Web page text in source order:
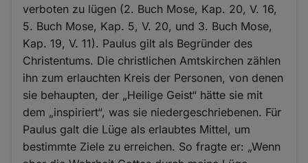
verboten zu lügen (2. Buch Mose, Kap. 20, V. 16,
5. Buch Mose, Kap. 5, V. 20, und 3. Buch Mose,
Kap. 19, V. 11). Paulus gilt als Begründer des
Christentums. Die christlichen Amtskirchen zählen
ihn zum erlauchten Kreis der Personen, von denen
sie behaupten, der „Heilige Geist“ hätte sie mit
dem „inspiriert“, was sie niedergeschriebenen. Für
Paulus galt die Lüge als erlaubtes Mittel, um
bestimmte Ziele zu erreichen. So fragte er: „Wenn